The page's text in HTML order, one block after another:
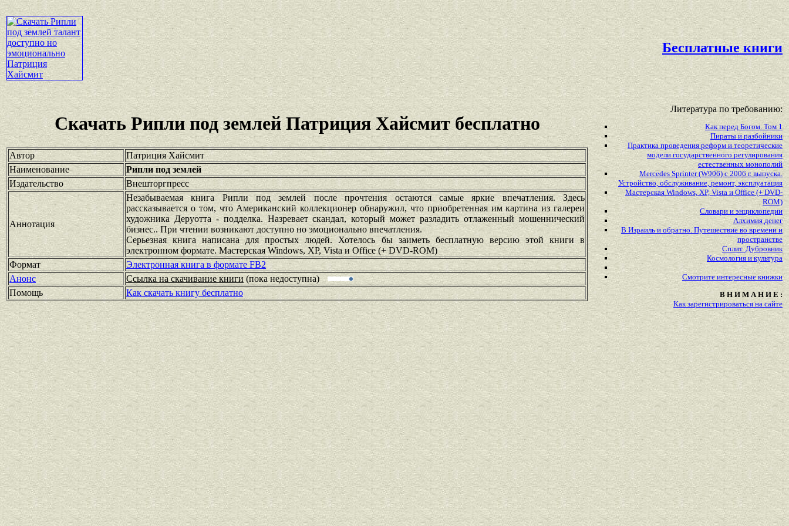
Бесплатные книги
Скачать Рипли под землей Патриция Хайсмит бесплатно
Автор
Патриция Хайсмит
Наименование
Рипли под землей
Издательство
Внешторгпресс
Аннотация
Незабываемая книга Рипли под землей после прочтения остаются самые яркие впечатления. Здесь
рассказывается о том, что Американский коллекционер обнаружил, что приобретенная им картина из галереи
художника Деруотта - подделка. Назревает скандал, который может разладить отлаженный мошеннический
бизнес.. При чтении возникают доступно но эмоционально впечатления.
Серьезная книга написана для простых людей. Хотелось бы заиметь бесплатную версию этой книги в
электронном формате. Мастерская Windows, XP, Vista и Office (+ DVD-ROM)
Формат
Электронная книга в формате FB2
Анонс
Ссылка на скачивание книги (пока недоступна)
Помощь
Как скачать книгу бесплатно
Литература по требованию:
Как перед Богом. Том 1
Пираты и разбойники
Практика проведения реформ и теоретические
модели государственного регулирования
естественных монополий
Mercedes Sprinter (W906) с 2006 г. выпуска.
Устройство, обслуживание, ремонт, эксплуатация
Мастерская Windows, XP, Vista и Office (+ DVD-
ROM)
Словари и энциклопедии
Алхимия денег
В Израиль и обратно. Путешествие во времени и
пространстве
Сплит. Дубровник
Космология и культура
Смотритеинтересныекнижки
В Н И М А Н И Е :
Как зарегистрироваться на сайте